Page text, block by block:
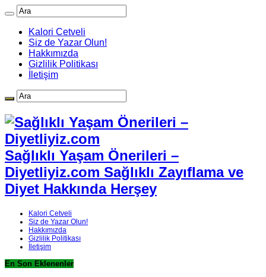
Kalori Cetveli
Siz de Yazar Olun!
Hakkımızda
Gizlilik Politikası
İletişim
Sağlıklı Yaşam Önerileri –
Diyetliyiz.com Sağlıklı Zayıflama ve
Diyet Hakkında Herşey
Kalori Cetveli
Siz de Yazar Olun!
Hakkımızda
Gizlilik Politikası
İletişim
En Son Eklenenler